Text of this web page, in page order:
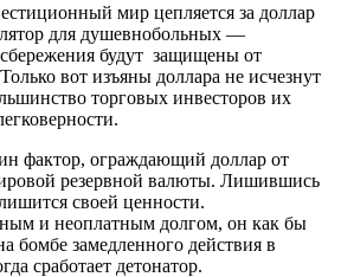
мир цепляется за доллар
для душевнобольных —
сбережения будут защищены от
вот изъяны доллара не исчезнут
торговых инвесторов их
фактор, ограждающий доллар от
резервной валюты. Лишившись
своей ценности.
и неоплатным долгом, он как бы
бомбе замедленного действия в
сработает детонатор.